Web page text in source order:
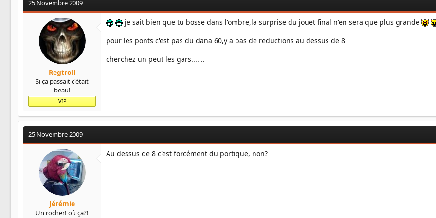
25 Novembre 2009
Regtroll
Si ça passait c'était
beau!
VIP
je sait bien que tu bosse dans l'ombre,la surprise du jouet final n'en sera que plus grande
pour les ponts c'est pas du dana 60,y a pas de reductions au dessus de 8
cherchez un peut les gars.......
25 Novembre 2009
Jérémie
Un rocher! où ça?!
Au dessus de 8 c'est forcément du portique, non?